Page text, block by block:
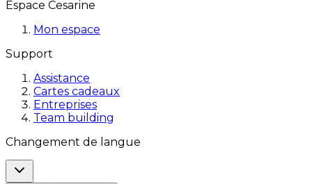
Espace Cesarine
Mon espace
Support
Assistance
Cartes cadeaux
Entreprises
Team building
Changement de langue